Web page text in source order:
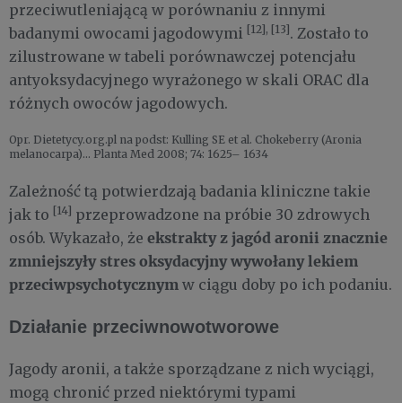
przeciwutleniającą w porównaniu z innymi
badanymi owocami jagodowymi [12], [13] . Zostało to
zilustrowane w tabeli porównawczej potencjału
antyoksydacyjnego wyrażonego w skali ORAC dla
różnych owoców jagodowych.
Opr. Dietetycy.org.pl na podst: Kulling SE et al. Chokeberry (Aronia
melanocarpa)… Planta Med 2008; 74: 1625– 1634
Zależność tą potwierdzają badania kliniczne takie
jak to [14] przeprowadzone na próbie 30 zdrowych
osób. Wykazało, że ekstrakty z jagód aronii znacznie
zmniejszyły stres oksydacyjny wywołany lekiem
przeciwpsychotycznym w ciągu doby po ich podaniu.
Działanie przeciwnowotworowe
Jagody aronii, a także sporządzane z nich wyciągi,
mogą chronić przed niektórymi typami